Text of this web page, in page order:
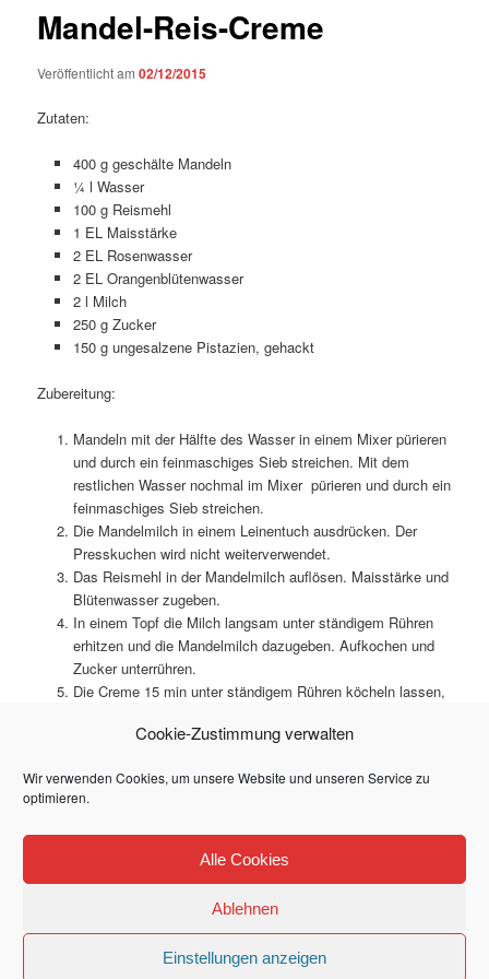
Cookie-Zustimmung verwalten
Wir verwenden Cookies, um unsere Website und unseren Service zu
optimieren.
Alle Cookies
Ablehnen
Einstellungen anzeigen
Mandel-Reis-Creme
Veröffentlicht am02/12/2015
Zutaten:
400 g geschälte Mandeln
¼ l Wasser
100 g Reismehl
1 EL Maisstärke
2 EL Rosenwasser
2 EL Orangenblütenwasser
2 l Milch
250 g Zucker
150 g ungesalzene Pistazien, gehackt
Zubereitung:
Mandeln mit der Hälfte des Wasser in einem Mixer pürieren
und durch ein feinmaschiges Sieb streichen. Mit dem
restlichen Wasser nochmal im Mixer pürieren und durch ein
feinmaschiges Sieb streichen.
Die Mandelmilch in einem Leinentuch ausdrücken. Der
Presskuchen wird nicht weiterverwendet.
Das Reismehl in der Mandelmilch auflösen. Maisstärke und
Blütenwasser zugeben.
In einem Topf die Milch langsam unter ständigem Rühren
erhitzen und die Mandelmilch dazugeben. Aufkochen und
Zucker unterrühren.
Die Creme 15 min unter ständigem Rühren köcheln lassen,
Creme abkühlen lassen, in Dessertschalen füllen und mit
veröffentlicht. Setze ein Lesezeichen für den
Impressum und Datenschutz Stolz präsentiert von WordPress